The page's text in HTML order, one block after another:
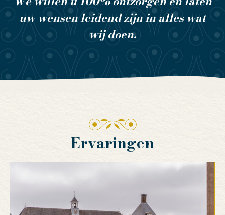
uw wensen leidend zijn in alles wat
wij doen.
Ervaringen